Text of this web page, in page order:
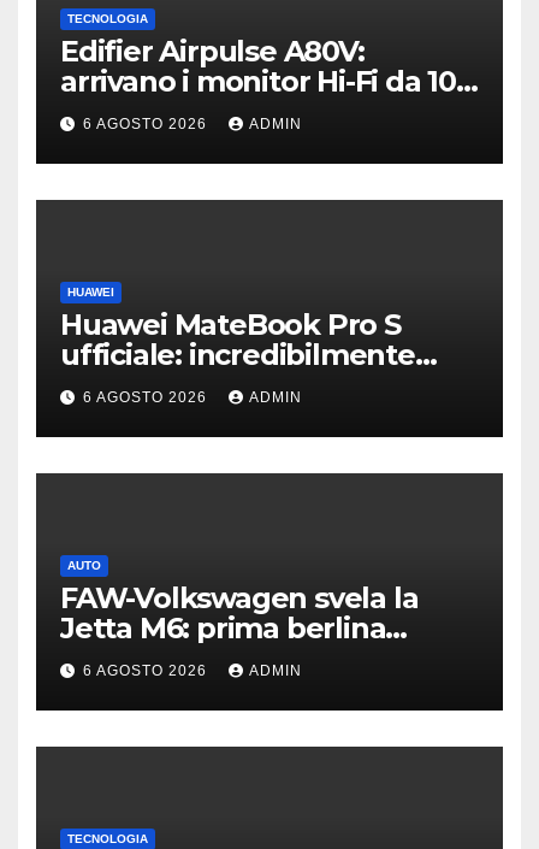
TECNOLOGIA
Edifier Airpulse A80V:
arrivano i monitor Hi-Fi da 100
W con USB Hi-Res
6 AGOSTO 2026 ADMIN
HUAWEI
Huawei MateBook Pro S
ufficiale: incredibilmente
leggero e supersottile
6 AGOSTO 2026 ADMIN
AUTO
FAW-Volkswagen svela la
Jetta M6: prima berlina
elettrica del marchio
6 AGOSTO 2026 ADMIN
TECNOLOGIA